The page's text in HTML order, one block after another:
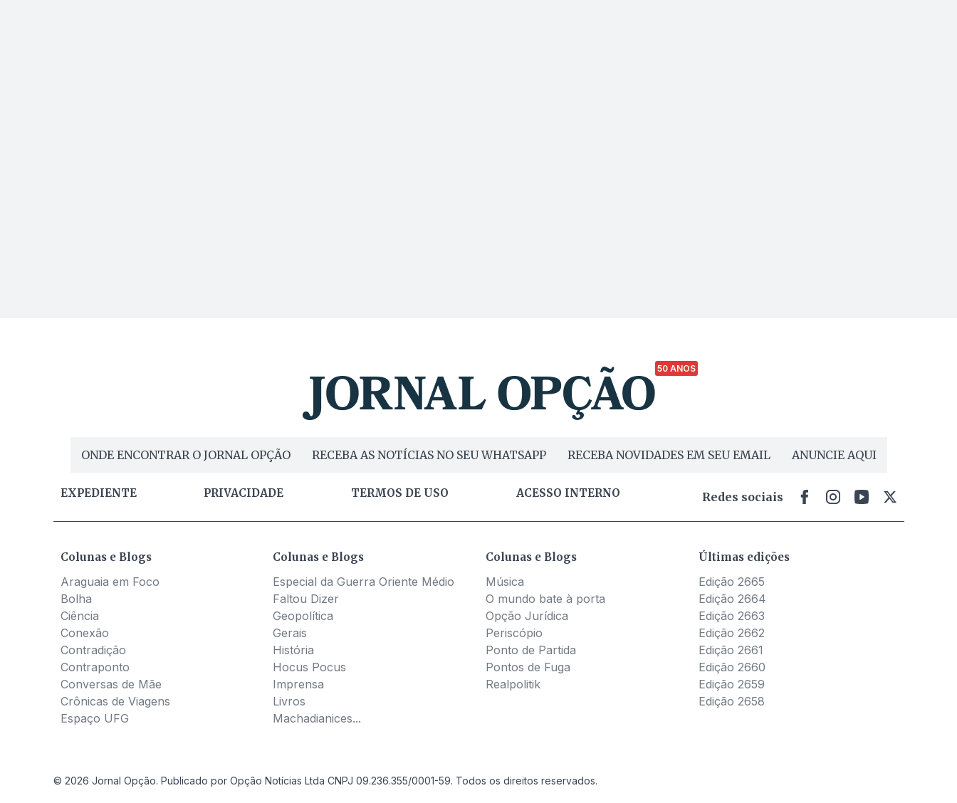
50 ANOS
ONDE ENCONTRAR O JORNAL OPÇÃO RECEBA AS NOTÍCIAS NO SEU WHATSAPP RECEBA NOVIDADES EM SEU EMAIL ANUNCIE AQUI
EXPEDIENTE PRIVACIDADE TERMOS DE USO ACESSO INTERNO Redes sociais
Colunas e Blogs
Araguaia em Foco
Bolha
Ciência
Conexão
Contradição
Contraponto
Conversas de Mãe
Crônicas de Viagens
Espaço UFG
Colunas e Blogs
Especial da Guerra Oriente Médio
Faltou Dizer
Geopolítica
Gerais
História
Hocus Pocus
Imprensa
Livros
Machadianices...
Colunas e Blogs
Música
O mundo bate à porta
Opção Jurídica
Periscópio
Ponto de Partida
Pontos de Fuga
Realpolitik
Últimas edições
Edição 2665
Edição 2664
Edição 2663
Edição 2662
Edição 2661
Edição 2660
Edição 2659
Edição 2658
© 2026 Jornal Opção. Publicado por Opção Notícias Ltda CNPJ 09.236.355/0001-59. Todos os direitos reservados.